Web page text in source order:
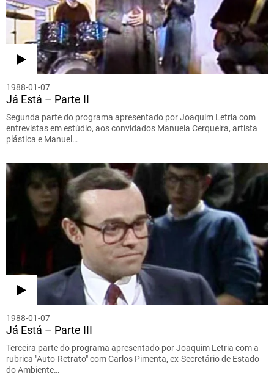
1988-01-07
Já Está – Parte II
Segunda parte do programa apresentado por Joaquim Letria com
entrevistas em estúdio, aos convidados Manuela Cerqueira, artista
plástica e Manuel…
1988-01-07
Já Está – Parte III
Terceira parte do programa apresentado por Joaquim Letria com a
rubrica "Auto-Retrato" com Carlos Pimenta, ex-Secretário de Estado
do Ambiente…